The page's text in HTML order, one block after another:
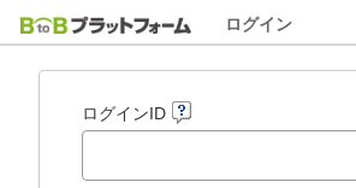
ログイン
ログインID